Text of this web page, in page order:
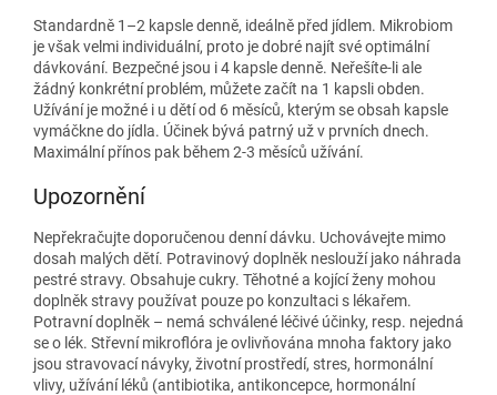
Standardně 1–2 kapsle denně, ideálně před jídlem. Mikrobiom
je však velmi individuální, proto je dobré najít své optimální
dávkování. Bezpečné jsou i 4 kapsle denně. Neřešíte-li ale
žádný konkrétní problém, můžete začít na 1 kapsli obden.
Užívání je možné i u dětí od 6 měsíců, kterým se obsah kapsle
vymáčkne do jídla. Účinek bývá patrný už v prvních dnech.
Maximální přínos pak během 2-3 měsíců užívání.
Upozornění
Nepřekračujte doporučenou denní dávku. Uchovávejte mimo
dosah malých dětí. Potravinový doplněk neslouží jako náhrada
pestré stravy. Obsahuje cukry. Těhotné a kojící ženy mohou
doplněk stravy používat pouze po konzultaci s lékařem.
Potravní doplněk – nemá schválené léčivé účinky, resp. nejedná
se o lék. Střevní mikroflóra je ovlivňována mnoha faktory jako
jsou stravovací návyky, životní prostředí, stres, hormonální
vlivy, užívání léků (antibiotika, antikoncepce, hormonální